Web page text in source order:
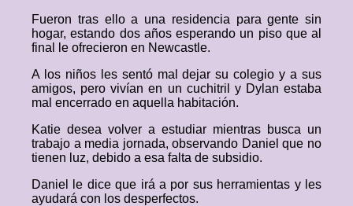
Fueron tras ello a una residencia para gente sin
hogar, estando dos años esperando un piso que al
final le ofrecieron en Newcastle.
A los niños les sentó mal dejar su colegio y a sus
amigos, pero vivían en un cuchitril y Dylan estaba
mal encerrado en aquella habitación.
Katie desea volver a estudiar mientras busca un
trabajo a media jornada, observando Daniel que no
tienen luz, debido a esa falta de subsidio.
Daniel le dice que irá a por sus herramientas y les
ayudará con los desperfectos.